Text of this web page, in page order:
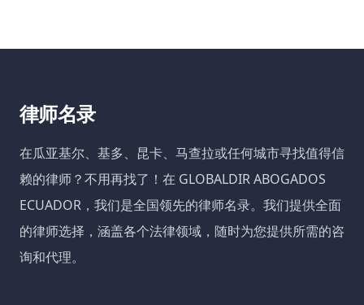
律师名录
在瓜亚基尔、基多、昆卡、马查拉或任何城市寻找值得信
赖的律师？不用再找了！在 GLOBALDIR ABOGADOS
ECUADOR，我们是全国领先的律师名录。我们提供全面
的律师选择，涵盖各个法律领域，随时为您提供所需的咨
询和代理。